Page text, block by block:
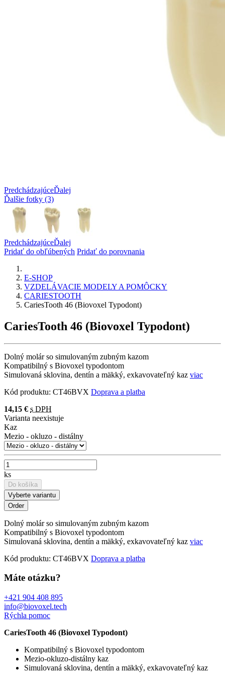
PredchádzajúceĎalej
Ďalšie fotky (3)
PredchádzajúceĎalej
Pridať do obľúbených Pridať do porovnania
E-SHOP
VZDELÁVACIE MODELY A POMÔCKY
CARIESTOOTH
CariesTooth 46 (Biovoxel Typodont)
CariesTooth 46 (Biovoxel Typodont)
Dolný molár so simulovaným zubným kazom
Kompatibilný s Biovoxel typodontom
Simulovaná sklovina, dentín a mäkký, exkavovateľný kaz viac
Kód produktu: CT46BVX Doprava a platba
14,15 € s DPH
Varianta neexistuje
Kaz
Mezio - okluzo - distálny
ks
Do košíka
Vyberte variantu
Dolný molár so simulovaným zubným kazom
Kompatibilný s Biovoxel typodontom
Simulovaná sklovina, dentín a mäkký, exkavovateľný kaz viac
Kód produktu: CT46BVX Doprava a platba
Máte otázku?
+421 904 408 895
info@biovoxel.tech
Rýchla pomoc
CariesTooth 46 (Biovoxel Typodont)
Kompatibilný s Biovoxel typodontom
Mezio-okluzo-distálny kaz
Simulovaná sklovina, dentín a mäkký, exkavovateľný kaz